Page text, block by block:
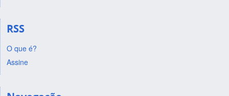
RSS
O que é?
Assine